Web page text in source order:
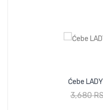
Ćebe
3,680